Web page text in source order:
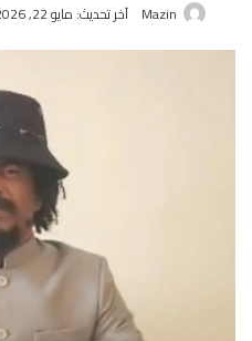
Mazin آخر تحديث: مايو 22, 2026